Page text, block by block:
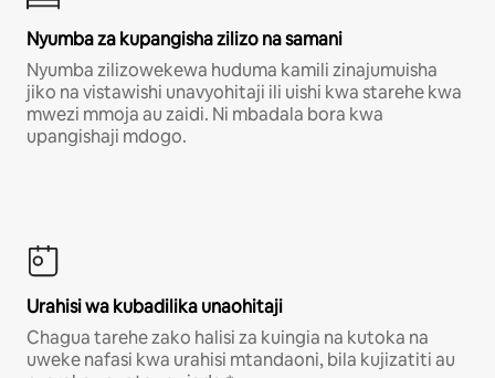
Nyumba za kupangisha zilizo na samani
Nyumba zilizowekewa huduma kamili zinajumuisha
jiko na vistawishi unavyohitaji ili uishi kwa starehe kwa
mwezi mmoja au zaidi. Ni mbadala bora kwa
upangishaji mdogo.
Urahisi wa kubadilika unaohitaji
Chagua tarehe zako halisi za kuingia na kutoka na
uweke nafasi kwa urahisi mtandaoni, bila kujizatiti au